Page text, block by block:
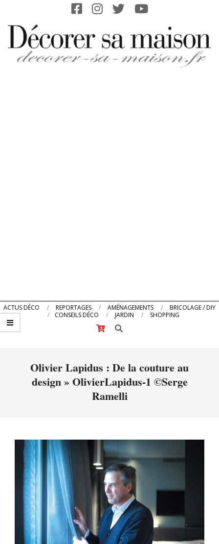
content
Primary
Navigation
Menu
ACTUS DÉCO REPORTAGES AMÉNAGEMENTS
BRICOLAGE / DIY
CONSEILS DÉCO
JARDIN
SHOPPING
Search
Olivier Lapidus : De la couture au
design »OlivierLapidus-1 ©Serge
Ramelli